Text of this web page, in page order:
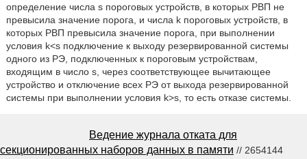
определение числа s пороговых устройств, в которых РВП не
превысила значение порога, и числа k пороговых устройств, в
которых РВП превысила значение порога, при выполнении
условия k<s подключение к выходу резервированной системы
одного из РЭ, подключенных к пороговым устройствам,
входящим в число s, через соответствующее вычитающее
устройство и отключение всех РЭ от выхода резервированной
системы при выполнении условия k>s, то есть отказе системы.
Ведение журнала отката для
секционированных наборов данных в памяти // 2654144